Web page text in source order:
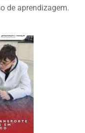
de aprendizagem.